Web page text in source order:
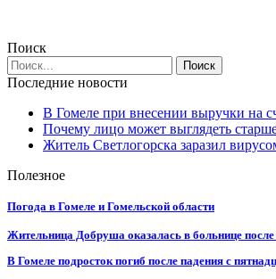
Поиск
Последние новости
В Гомеле при внесении выручки на
Почему лицо может выглядеть
Житель Светлогорска заразил
Полезное
Погода в Гомеле и Гомельской области
Жительница Добруша оказалась в больнице после
В Гомеле подросток погиб после падения с